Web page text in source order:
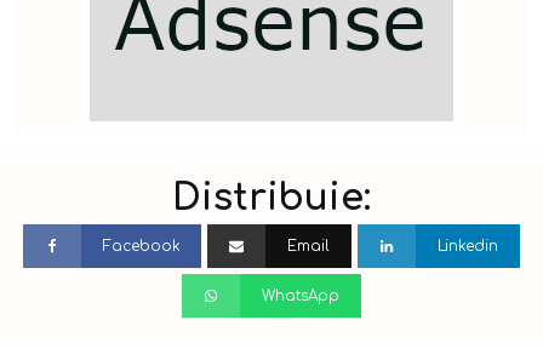
Distribuie:
Facebook Email Linkedin
WhatsApp